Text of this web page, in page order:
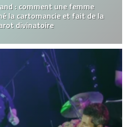
: comment une femme
la cartomancie et fait de la
divinatoire